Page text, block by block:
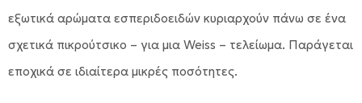
εξωτικά αρώματα εσπεριδοειδών κυριαρχούν πάνω σε ένα
σχετικά πικρούτσικο – για μια Weiss – τελείωμα. Παράγεται
εποχικά σε ιδιαίτερα μικρές ποσότητες.